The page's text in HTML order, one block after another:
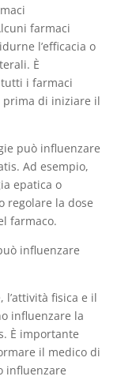
farmaci
l’efficacia o
È
i farmaci
prima di iniziare il
può influenzare
Ad esempio,
epatica o
regolare la dose
farmaco.
influenzare
l’attività fisica e il
influenzare la
È importante
il medico di
influenzare